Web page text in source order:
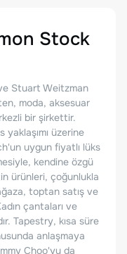
Stock
Stuart Weitzman
moda, aksesuar
bir şirkettir.
yaklaşımı üzerine
uygun fiyatlı lüks
kendine özgü
ürünleri, çoğunlukla
toptan satış ve
çantaları ve
Tapestry, kısa süre
anlaşmaya
Choo'yu da